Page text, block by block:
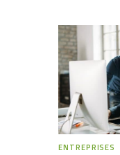
ENTREPRISES